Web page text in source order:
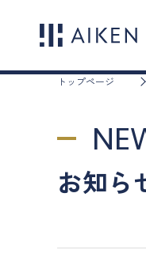
トップページ
お知ら